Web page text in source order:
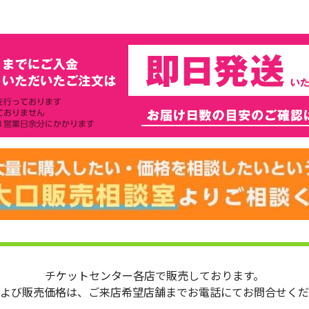
チケットセンター各店で販売しております。
び販売価格は、ご来店希望店舗までお電話にてお問合せく